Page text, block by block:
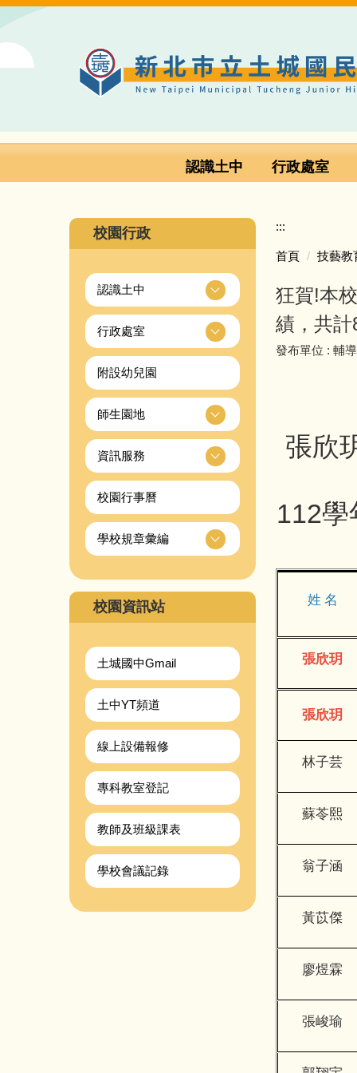
主
認識土中 行政處室
校園行政
認識土中
行政處室
附設幼兒園
師生園地
資訊服務
校園行事曆
學校規章彙編
校園資訊站
土城國中Gmail
土中YT頻道
線上設備報修
專科教室登記
教師及班級課表
學校會議記錄
:::
首頁 技藝教
狂賀!本
績，共
發布單位 : 輔
張欣
112
姓 名
張欣玥
張欣玥
林子芸
蘇苓熙
翁子涵
黃苡傑
廖煜霖
張峻瑜